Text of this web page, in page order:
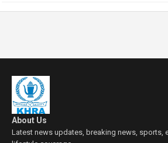
About Us
Latest news updates, breaking news, sports,